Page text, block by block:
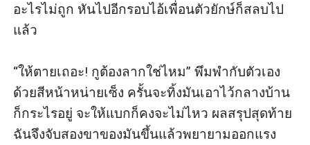
อะไรไม่ถูก หันไปอีกรอบไอ้เพื่อนตัวยักษ์ก็สลบไป
แล้ว
“ให้ตายเถอะ! กูต้องลากใช่ไหม” พึมพำกับตัวเอง
ด้วยสีหน้าหน่ายเซ็ง ครั้นจะทิ้งมันเอาไว้กลางบ้าน
ก็กระไรอยู่ จะให้แบกก็คงจะไม่ไหว ผลสรุปสุดท้าย
ฉันจึงจับสองขาของมันขึ้นแล้วพยายามออกแรง